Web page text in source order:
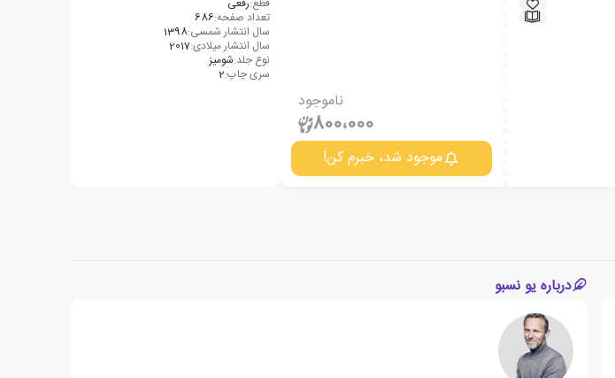
ناموجود
800،000
موجود شد، خبرم کن!
قطع:رقعی
تعداد صفحه:686
سال انتشار شمسی:1398
سال انتشار میلادی:2017
نوع جلد:شومیز
سری چاپ:2
درباره یو نسبو